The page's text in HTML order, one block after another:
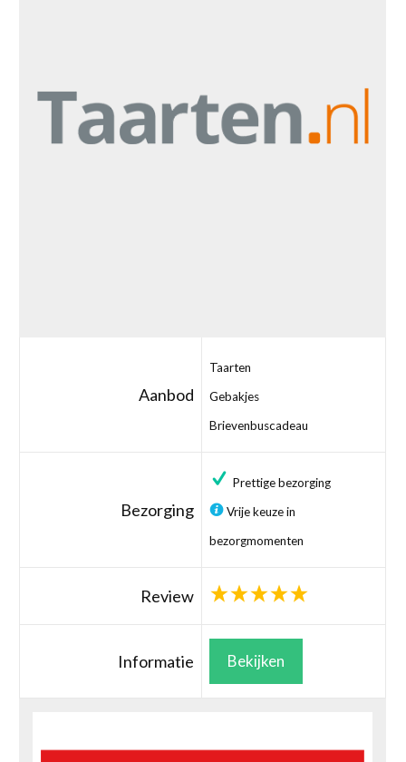
Aanbod
Taarten
Gebakjes
Brievenbuscadeau
Bezorging
Prettige bezorging
Vrije keuze in
bezorgmomenten
Review
Informatie Bekijken